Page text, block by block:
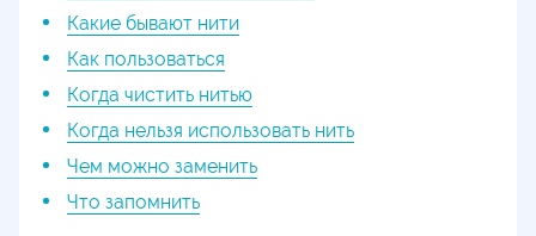
Какие бывают нити
Как пользоваться
Когда чистить нитью
Когда нельзя использовать нить
Чем можно заменить
Что запомнить